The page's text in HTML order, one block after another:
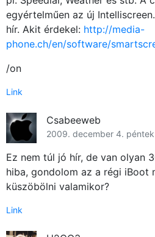
egyértelműen az új
hír. Akit érdekel: http://media-
phone.ch/en/software/
/on
Link
Csabeeweb
2009. december 4.
Ez nem túl jó hír, de van olyan
hiba, gondolom az a régi iBoot
küszöbölni valamikor?
Link